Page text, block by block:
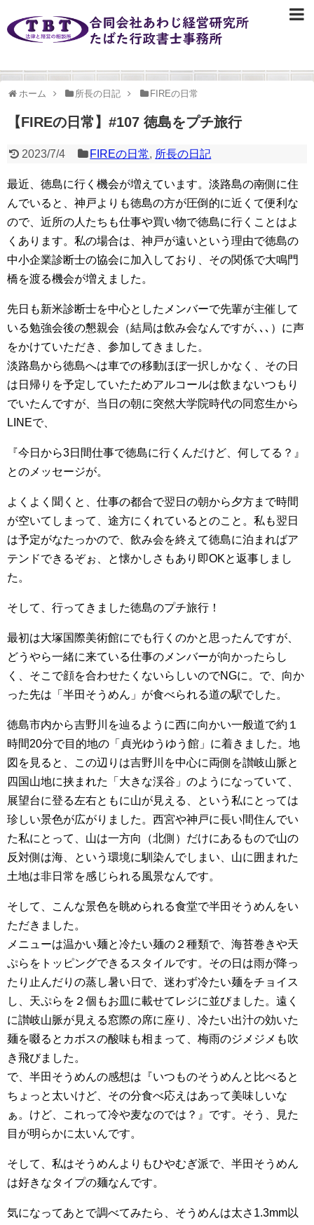
ホーム 所長の日記 FIREの日常
【FIREの日常】#107 徳島をプチ旅行
2023/7/4 FIREの日常, 所長の日記
最近、徳島に行く機会が増えています。淡路島の南側に住
んでいると、神戸よりも徳島の方が圧倒的に近くて便利な
ので、近所の人たちも仕事や買い物で徳島に行くことはよ
くあります。私の場合は、神戸が遠いという理由で徳島の
中小企業診断士の協会に加入しており、その関係で大鳴門
橋を渡る機会が増えました。
先日も新米診断士を中心としたメンバーで先輩が主催して
いる勉強会後の懇親会（結局は飲み会なんですが､､､）に声
をかけていただき、参加してきました。
淡路島から徳島へは車での移動ほぼ一択しかなく、その日
は日帰りを予定していたためアルコールは飲まないつもり
でいたんですが、当日の朝に突然大学院時代の同窓生から
LINEで、
『今日から3日間仕事で徳島に行くんだけど、何してる？』
とのメッセージが。
よくよく聞くと、仕事の都合で翌日の朝から夕方まで時間
が空いてしまって、途方にくれているとのこと。私も翌日
は予定がなたっかので、飲み会を終えて徳島に泊まればア
テンドできるぞぉ、と懐かしさもあり即OKと返事しまし
た。
そして、行ってきました徳島のプチ旅行！
最初は大塚国際美術館にでも行くのかと思ったんですが、
どうやら一緒に来ている仕事のメンバーが向かったらし
く、そこで顔を合わせたくないらしいのでNGに。で、向か
った先は「半田そうめん」が食べられる道の駅でした。
徳島市内から吉野川を辿るように西に向かい一般道で約１
時間20分で目的地の「貞光ゆうゆう館」に着きました。地
図を見ると、この辺りは吉野川を中心に両側を讃岐山脈と
四国山地に挟まれた「大きな渓谷」のようになっていて、
展望台に登る左右ともに山が見える、という私にとっては
珍しい景色が広がりました。西宮や神戸に長い間住んでい
た私にとって、山は一方向（北側）だけにあるもので山の
反対側は海、という環境に馴染んでしまい、山に囲まれた
土地は非日常を感じられる風景なんです。
そして、こんな景色を眺められる食堂で半田そうめんをい
ただきました。
メニューは温かい麺と冷たい麺の２種類で、海苔巻きや天
ぷらをトッピングできるスタイルです。その日は雨が降っ
たり止んだりの蒸し暑い日で、迷わず冷たい麺をチョイス
し、天ぷらを２個もお皿に載せてレジに並びました。遠く
に讃岐山脈が見える窓際の席に座り、冷たい出汁の効いた
麺を啜るとカボスの酸味も相まって、梅雨のジメジメも吹
き飛びました。
で、半田そうめんの感想は『いつものそうめんと比べると
ちょっと太いけど、その分食べ応えはあって美味しいな
ぁ。けど、これって冷や麦なのでは？』です。そう、見た
目が明らかに太いんです。
そして、私はそうめんよりもひやむぎ派で、半田そうめん
は好きなタイプの麺なんです。
気になってあとで調べてみたら、そうめんは太さ1.3mm以